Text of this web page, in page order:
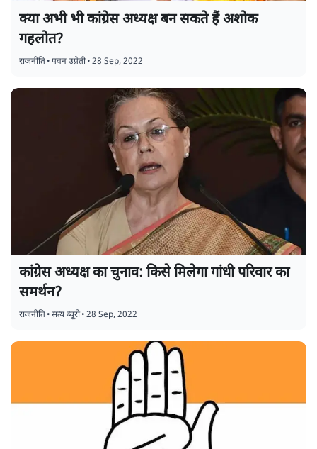
क्या अभी भी कांग्रेस अध्यक्ष बन सकते हैं अशोक
गहलोत?
राजनीति•पवन उप्रेती•28 Sep, 2022
कांग्रेस अध्यक्ष का चुनाव: किसे मिलेगा गांधी परिवार का
समर्थन?
राजनीति•सत्य ब्यूरो•28 Sep, 2022